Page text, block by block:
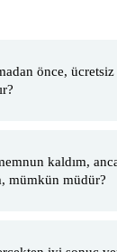
önce, ücretsiz
kaldım,
mümkün müdür?